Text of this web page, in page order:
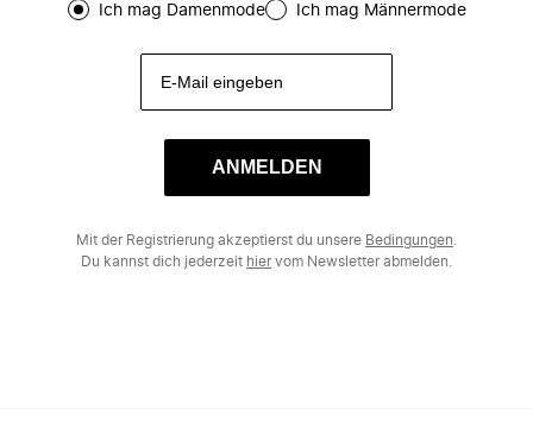
Ich mag Damenmode Ich mag Männermode
ANMELDEN
Mit der Registrierung akzeptierst du unsere Bedingungen
Du kannst dich jederzeit hiervom Newsletter abmelden.